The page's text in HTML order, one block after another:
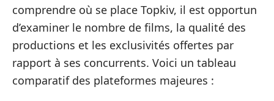
comprendre où se place Topkiv, il est opportun
d’examiner le nombre de films, la qualité des
productions et les exclusivités offertes par
rapport à ses concurrents. Voici un tableau
comparatif des plateformes majeures :